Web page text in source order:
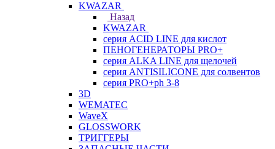
KWAZAR
Назад
KWAZAR
серия ACID LINE для кислот
ПЕНОГЕНЕРАТОРЫ PRO+
серия ALKA LINE для щелочей
серия ANTISILICONE для солвентов
серия PRO+ph 3-8
3D
WEMATEC
WaveX
GLOSSWORK
ТРИГГЕРЫ